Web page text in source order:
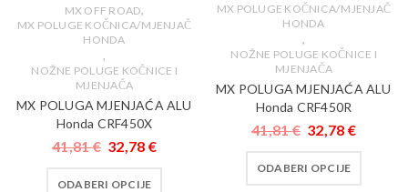
MX OFF ROAD,
MX POLUGE KOČNICA/MJENJAČ
HONDA
,
NOŽNE POLUGE KOČNICE I
MJENJAČA
MX POLUGA MJENJAĆA ALU
Honda CRF450X
41,81€ 32,78 €
ODABERI OPCIJE
MX POLUGE KOČNICA/MJENJAČ
HONDA
,
NOŽNE POLUGE KOČNICE I
MJENJAČA
MX POLUGA MJENJAĆA ALU
Honda CRF450R
41,81€ 32,78 €
ODABERI OPCIJE